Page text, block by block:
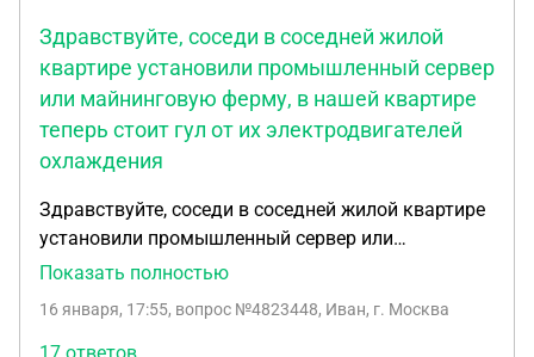
плату за пользование моим помещением, но
получила отказ, управляющий ТЦ также отказал
мне в решении этого вопроса.
Здравствуйте, соседи в соседней жилой
квартире установили промышленный сервер
или майнинговую ферму, в нашей квартире
теперь стоит гул от их электродвигателей
охлаждения
Здравствуйте, соседи в соседней жилой квартире
установили промышленный сервер или
майнинговую ферму, в нашей квартире теперь
Гул не превышает 30 дб (меньше недопустимого
Показать полностью
16 января, 17:55, вопрос №4823448, Иван, г. Москва